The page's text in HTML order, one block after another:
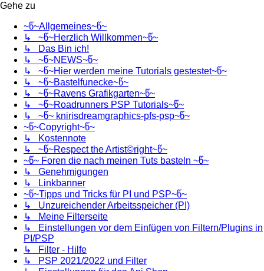
Gehe zu
~წ~Allgemeines~წ~
↳ ~წ~Herzlich Willkommen~წ~
↳ Das Bin ich!
↳ ~წ~NEWS~წ~
↳ ~წ~Hier werden meine Tutorials gestestet~წ~
↳ ~წ~Bastelfunecke~წ~
↳ ~წ~Ravens Grafikgarten~წ~
↳ ~წ~Roadrunners PSP Tutorials~წ~
↳ ~წ~ knirisdreamgraphics-pfs-psp~წ~
~წ~Copyright~წ~
↳ Kostennote
↳ ~წ~Respect the Artist©right~წ~
~წ~ Foren die nach meinen Tuts basteln ~წ~
↳ Genehmigungen
↳ Linkbanner
~წ~Tipps und Tricks für PI und PSP~წ~
↳ Unzureichender Arbeitsspeicher (PI)
↳ Meine Filterseite
↳ Einstellungen vor dem Einfügen von Filtern/Plugins in
PI/PSP
↳ Filter - Hilfe
↳ PSP 2021/2022 und Filter